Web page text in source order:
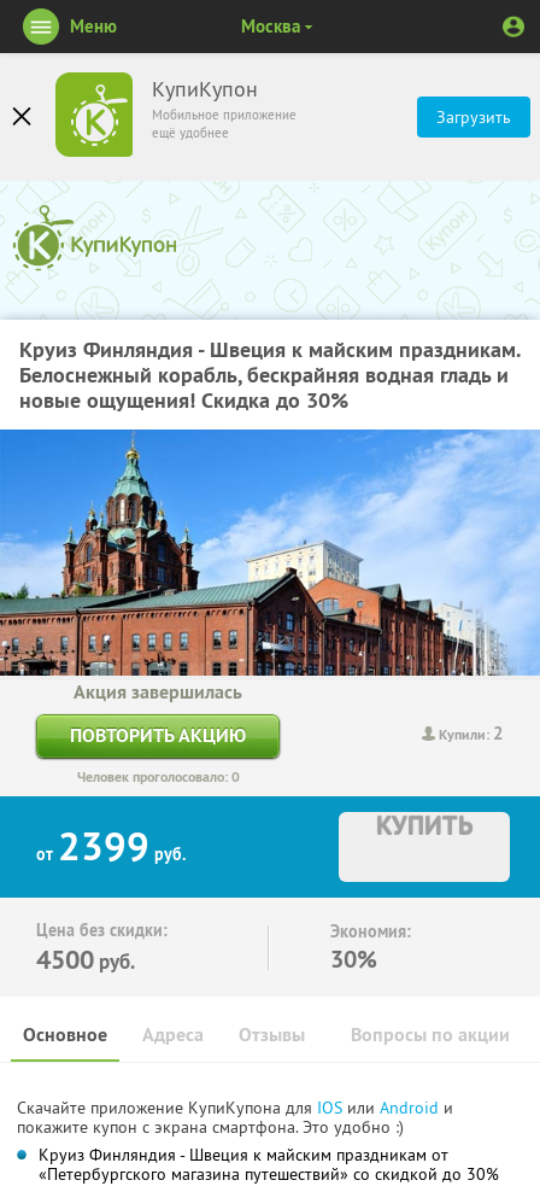
КупиКупон
Мобильное приложение
ещё удобнее
Загрузить
Меню Москва
Круиз Финляндия - Швеция к майским праздникам.
Белоснежный корабль, бескрайняя водная гладь и
новые ощущения! Скидка до 30%
Купили: 2
Акция завершилась
ПОВТОРИТЬ АКЦИЮ
Человек проголосовало: 0
от 2399 руб.
КУПИТЬ
Цена без скидки:
4500 руб.
Экономия:
30%
Основное Отзывы Вопросы по акции
Адреса
Скачайте приложение КупиКупона для IOS или Android и
покажите купон с экрана смартфона. Это удобно :)
Круиз Финляндия - Швеция к майским праздникам от
«Петербургского магазина путешествий» со скидкой до 30%